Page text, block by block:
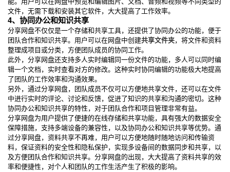
文件，无需下载和安装其它软件，大大提高了工作效率。
4、协同办公和知识共享
分享网盘不仅仅是一个存储和共享工具，还提供了协同办公的功能，便于
团队合作和知识共享。用户可以在网盘中创建共享文件夹，将文件和资料
整理成项目或分类，方便团队成员的协同工作。
此外，分享网盘还支持多人实时编辑同一份文件的功能，多人可以同时编
辑一个文档，实时查看对方的修改。这种实时协同编辑的功能极大地提高
了团队的工作效率和沟通效果。
另外，通过分享网盘，团队成员不仅可以方便地共享文件，还可以在文件
中进行实时的评论、讨论和反馈，促进了知识的共享和沟通的密切。这种
协同办公和知识共享的特性，对于团队合作和项目管理非常有益。
分享网盘为用户提供了便捷的在线存储和共享功能，具有强大的数据安全
保障措施，支持多端设备的兼容性，以及协同办公和知识共享等优势。通
过分享网盘，资料共享不再难，用户可以方便地随时随地访问和传输资
料，保证资料的安全性和隐私保护，实现多设备间的数据同步和共享，以
及方便团队合作和知识共享。分享网盘的出现，大大提高了资料共享的效
率和便捷性，对个人和团队的工作生活产生了积极的影响。